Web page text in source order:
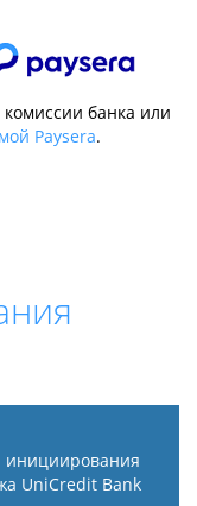
банка или
Paysera.
инициирования
UniCredit Bank